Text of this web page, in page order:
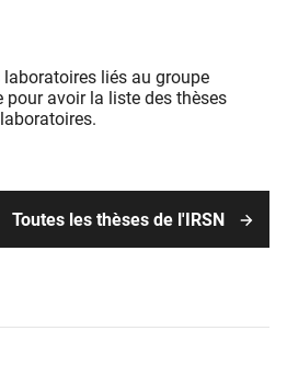
liés au groupe
pour avoir la liste des thèses
Toutes les thèses de l'IRSN